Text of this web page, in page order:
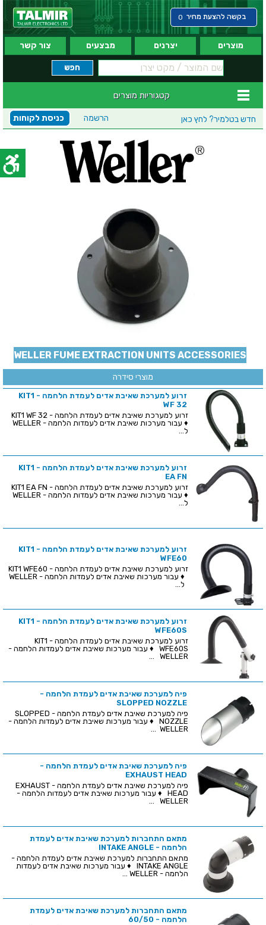
בקשה להצעת מחיר 0
מוצרים יצרנים מבצעים צור קשר
קטגוריות מוצרים
חדש בטלמיר? לחץ כאן כניסת לקוחות הרשמה
WELLER FUME EXTRACTION UNITS ACCESSORIES
מוצרי סידרה
זרוע למערכת שאיבת אדים לעמדת הלחמה - KIT1
WF 32
ל...
זרוע למערכת שאיבת אדים לעמדת הלחמה - KIT1
EA FN
ל...
זרוע למערכת שאיבת אדים לעמדת הלחמה - KIT1
WFE60
זרוע למערכת שאיבת אדים לעמדת הלחמה - KIT1 WFE60
♦ עבור מערכות שאיבת אדים לעמדות הלחמה - WELLER
ל...
זרוע למערכת שאיבת אדים לעמדת הלחמה - KIT1
WFE60S
זרוע למערכת שאיבת אדים לעמדת הלחמה - KIT1
WFE60S ♦ עבור מערכות שאיבת אדים לעמדות הלחמה -
WELLER ...
פיה למערכת שאיבת אדים לעמדת הלחמה -
SLOPPED NOZZLE
פיה למערכת שאיבת אדים לעמדת הלחמה - SLOPPED
NOZZLE ♦ עבור מערכות שאיבת אדים לעמדות הלחמה -
WELLER ...
פיה למערכת שאיבת אדים לעמדת הלחמה -
EXHAUST HEAD
פיה למערכת שאיבת אדים לעמדת הלחמה - EXHAUST
HEAD ♦ עבור מערכות שאיבת אדים לעמדות הלחמה -
WELLER ...
מתאם התחברות למערכת שאיבת אדים לעמדת
הלחמה - INTAKE ANGLE
מתאם התחברות למערכת שאיבת אדים לעמדת הלחמה -
INTAKE ANGLE ♦ עבור מערכות שאיבת אדים לעמדות
הלחמה - WELLER ...
מתאם התחברות למערכת שאיבת אדים לעמדת
הלחמה - 60/50